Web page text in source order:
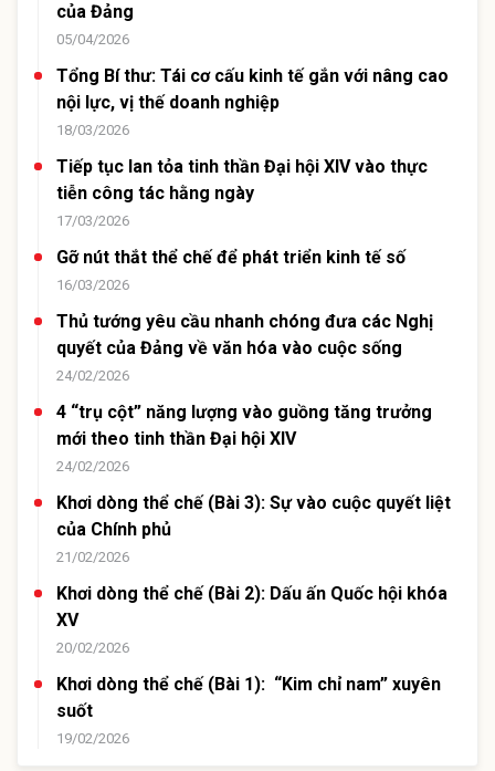
của Đảng
05/04/2026
Tổng Bí thư: Tái cơ cấu kinh tế gắn với nâng cao
nội lực, vị thế doanh nghiệp
18/03/2026
Tiếp tục lan tỏa tinh thần Đại hội XIV vào thực
tiễn công tác hằng ngày
17/03/2026
Gỡ nút thắt thể chế để phát triển kinh tế số
16/03/2026
Thủ tướng yêu cầu nhanh chóng đưa các Nghị
quyết của Đảng về văn hóa vào cuộc sống
24/02/2026
4 “trụ cột” năng lượng vào guồng tăng trưởng
mới theo tinh thần Đại hội XIV
24/02/2026
Khơi dòng thể chế (Bài 3): Sự vào cuộc quyết liệt
của Chính phủ
21/02/2026
Khơi dòng thể chế (Bài 2): Dấu ấn Quốc hội khóa
XV
20/02/2026
Khơi dòng thể chế (Bài 1): ​ “Kim chỉ nam” xuyên
suốt
19/02/2026